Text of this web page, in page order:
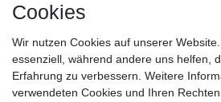
Kontakt
ZAHLUNGSMÖGLICHKEITEN
Cookies
Wir nutzen Cookies auf unserer
essenziell, während andere uns helfen,
Erfahrung zu verbessern. Weitere
verwendeten Cookies und Ihren